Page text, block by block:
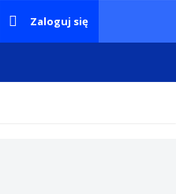
Zaloguj się